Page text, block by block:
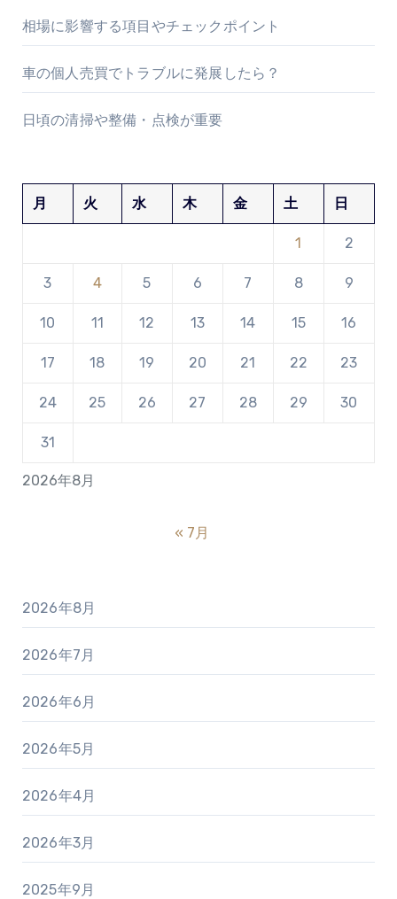
相場に影響する項目やチェックポイント
車の個人売買でトラブルに発展したら？
日頃の清掃や整備・点検が重要
2026年8月
月 火 水 木 金 土 日
1 2
3 4 5 6 7 8 9
10 11 12 13 14 15 16
17 18 19 20 21 22 23
24 25 26 27 28 29 30
31
« 7月
2026年8月
2026年7月
2026年6月
2026年5月
2026年4月
2026年3月
2025年9月